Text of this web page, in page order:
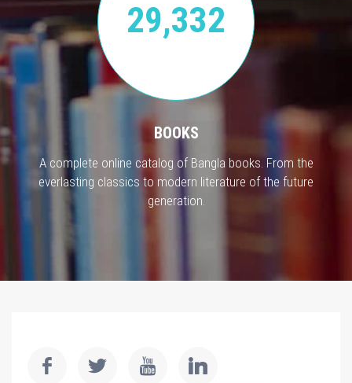
29,332
BOOKS
A complete online catalog of Bangla books. From the
everlasting classics to modern literature of the future
generation.